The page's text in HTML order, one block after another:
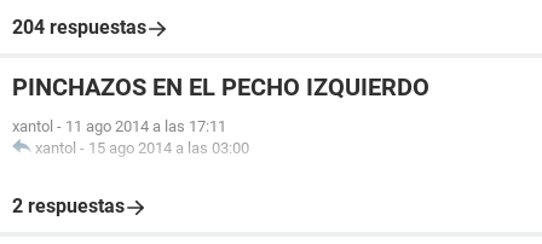
204 respuestas
PINCHAZOS EN EL PECHO IZQUIERDO
xantol - 11 ago 2014 a las 17:11
xantol - 15 ago 2014 a las 03:00
2 respuestas